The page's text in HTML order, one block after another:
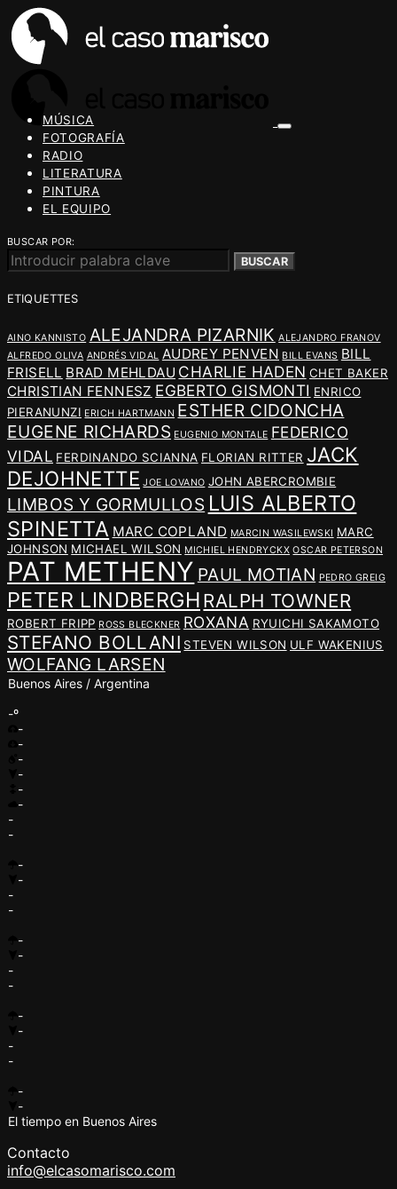
MÚSICA
FOTOGRAFÍA
RADIO
LITERATURA
PINTURA
EL EQUIPO
BUSCAR POR:
BUSCAR
ETIQUETTES
AINO KANNISTO ALEJANDRA PIZARNIK ALEJANDRO FRANOV
ALFREDO OLIVA ANDRÉS VIDAL AUDREY PENVEN BILL EVANS BILL
FRISELL BRAD MEHLDAU CHARLIE HADEN CHET BAKER
CHRISTIAN FENNESZ EGBERTO GISMONTI ENRICO
PIERANUNZI ERICH HARTMANN ESTHER CIDONCHA
EUGENE RICHARDS EUGENIO MONTALE FEDERICO
VIDAL FERDINANDO SCIANNA FLORIAN RITTER JACK
DEJOHNETTE JOE LOVANO JOHN ABERCROMBIE
LIMBOS Y GORMULLOS LUIS ALBERTO
SPINETTA MARC COPLAND MARCIN WASILEWSKI MARC
JOHNSON MICHAEL WILSON MICHIEL HENDRYCKX OSCAR PETERSON
PAT METHENY PAUL MOTIAN PEDRO GREIG
PETER LINDBERGH RALPH TOWNER
ROBERT FRIPP ROSS BLECKNER ROXANA RYUICHI SAKAMOTO
STEFANO BOLLANI STEVEN WILSON ULF WAKENIUS
WOLFANG LARSEN
Buenos Aires / Argentina
-º
-
-
-
-
-
-
-
-
-
-
-
-
-
-
-
-
-
-
-
-
-
-
El tiempo en Buenos Aires
Contacto
info@elcasomarisco.com